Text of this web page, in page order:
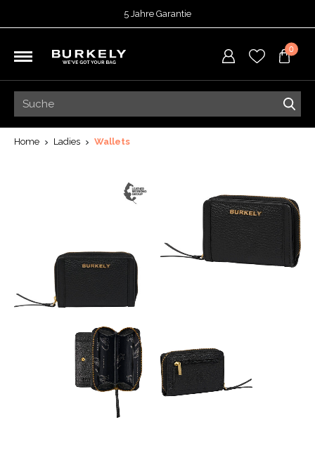
5 Jahre Garantie
Vor 15:00 Uhr bestellt =
heute versendet
0
Home Ladies Wallets